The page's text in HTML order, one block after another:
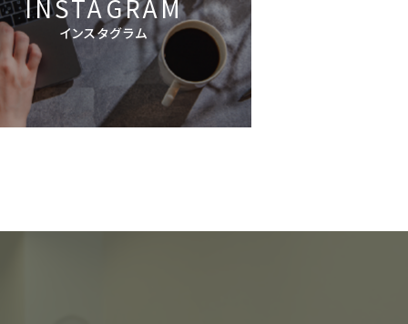
INSTAGRAM
インスタグラム